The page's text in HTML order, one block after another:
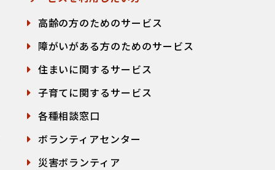
高齢の方のためのサービス
障がいがある方のためのサービス
住まいに関するサービス
子育てに関するサービス
各種相談窓口
ボランティアセンター
災害ボランティア